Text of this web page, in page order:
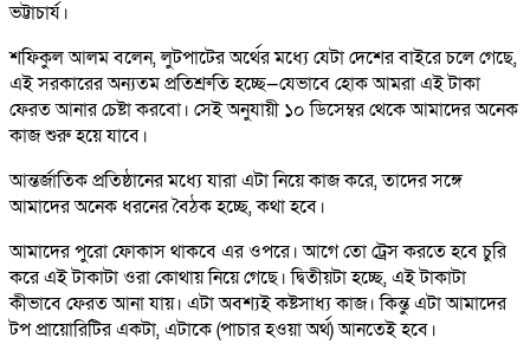
ভট্টাচার্য।
শফিকুল আলম বলেন, লুটপাটের অর্থের মধ্যে যেটা দেশের বাইরে চলে গেছে,
এই সরকারের অন্যতম প্রতিশ্রুতি হচ্ছে—যেভাবে হোক আমরা এই টাকা
ফেরত আনার চেষ্টা করবো। সেই অনুযায়ী ১০ ডিসেম্বর থেকে আমাদের অনেক
কাজ শুরু হয়ে যাবে।
আন্তর্জাতিক প্রতিষ্ঠানের মধ্যে যারা এটা নিয়ে কাজ করে, তাদের সঙ্গে
আমাদের অনেক ধরনের বৈঠক হচ্ছে, কথা হবে।
আমাদের পুরো ফোকাস থাকবে এর ওপরে। আগে তো ট্রেস করতে হবে চুরি
করে এই টাকাটা ওরা কোথায় নিয়ে গেছে। দ্বিতীয়টা হচ্ছে, এই টাকাটা
কীভাবে ফেরত আনা যায়। এটা অবশ্যই কষ্টসাধ্য কাজ। কিন্তু এটা আমাদের
টপ প্রায়োরিটির একটা, এটাকে (পাচার হওয়া অর্থ) আনতেই হবে।